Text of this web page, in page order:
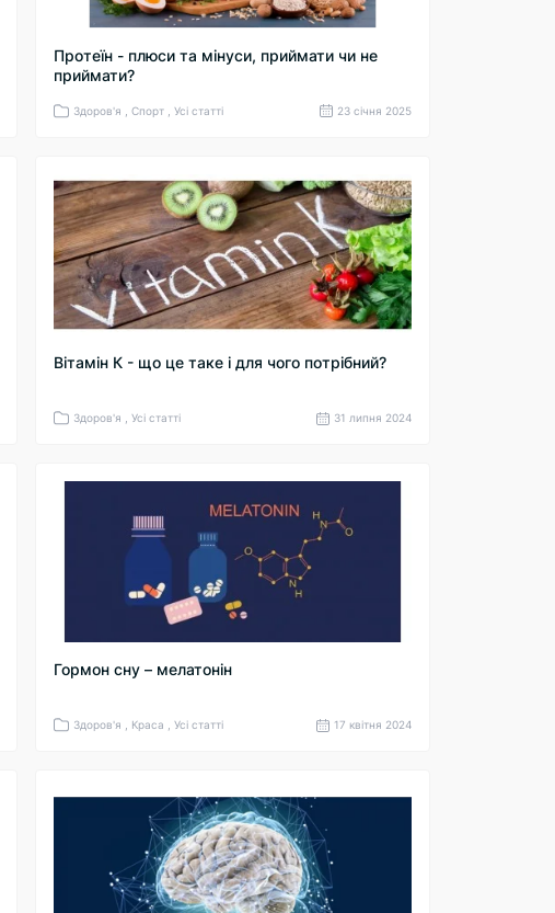
Протеїн - плюси та мінуси, приймати чи не
приймати?
Здоров'я , Спорт , Усі статті 23 cічня 2025
Вітамін К - що це таке і для чого потрібний?
Здоров'я , Усі статті 31 липня 2024
Гормон сну – мелатонін
Здоров'я , Краса , Усі статті 17 квітня 2024